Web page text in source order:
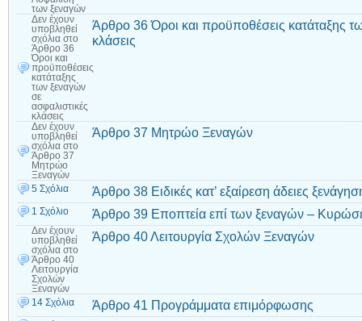
των ξεναγών
Δεν έχουν
υποβληθεί
σχόλια στο
Άρθρο 36
Όροι και
προϋποθέσεις
κατάταξης
των ξεναγών
σε
ασφαλιστικές
κλάσεις
Άρθρο 36 Όροι και προϋποθέσεις κατάταξης
κλάσεις
Δεν έχουν
υποβληθεί
σχόλια στο
Άρθρο 37
Μητρώο
Ξεναγών
Άρθρο 37 Μητρώο Ξεναγών
5 Σχόλια Άρθρο 38 Ειδικές κατ’ εξαίρεση άδειες
1 Σχόλιο Άρθρο 39 Εποπτεία επί των ξεναγών –
Δεν έχουν
υποβληθεί
σχόλια στο
Άρθρο 40
Λειτουργία
Σχολών
Ξεναγών
Άρθρο 40 Λειτουργία Σχολών Ξεναγών
14 Σχόλια Άρθρο 41 Προγράμματα επιμόρφωσης